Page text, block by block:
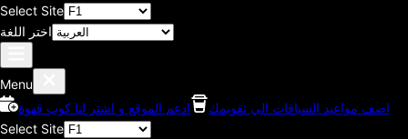
Select Site
اختر اللغة
Menu
اضف مواعيد السباقات الي تقويمك
ادعم الموقع و اشتر لنا كوب قهوة
Select Site